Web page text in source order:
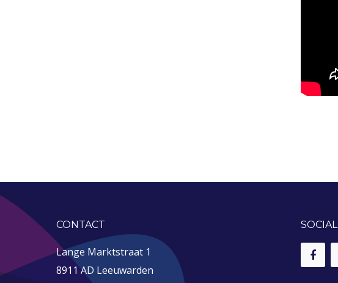
CONTACT
Lange Marktstraat 1
8911 AD Leeuwarden